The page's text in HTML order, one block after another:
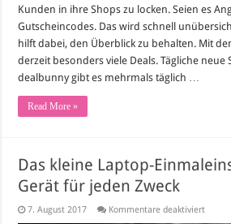
Kunden in ihre Shops zu locken. Seien es
Gutscheincodes. Das wird schnell
hilft dabei, den Überblick zu behalten. Mit
derzeit besonders viele Deals. Tägliche neue
dealbunny gibt es mehrmals täglich …
Read More »
Das kleine Laptop-
Gerät für jeden Zweck
7. August 2017 Kommentare deaktiviertfür